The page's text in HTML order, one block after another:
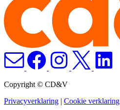
Copyright © CD&V
Privacyverklaring | Cookie verklaring